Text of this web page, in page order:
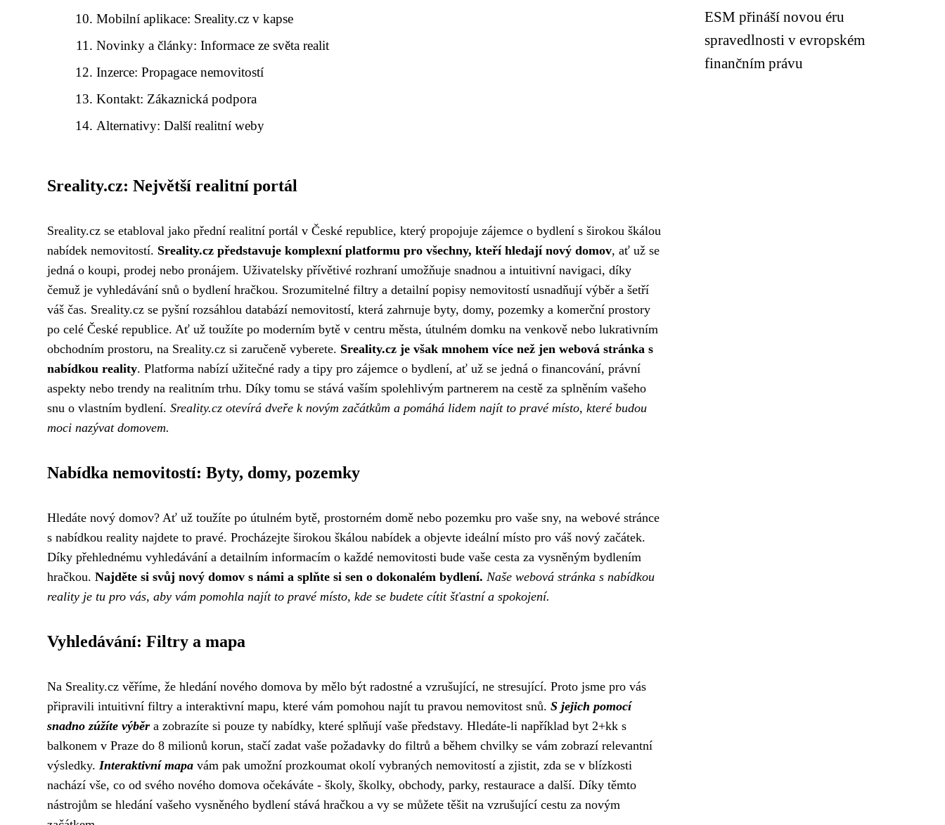
Mobilní aplikace: Sreality.cz v kapse
Novinky a články: Informace ze světa realit
Inzerce: Propagace nemovitostí
Kontakt: Zákaznická podpora
Alternativy: Další realitní weby
Sreality.cz: Největší realitní portál
Sreality.cz se etabloval jako přední realitní portál v České republice, který propojuje zájemce o bydlení s širokou škálou
nabídek nemovitostí. Sreality.cz představuje komplexní platformu pro všechny, kteří hledají nový domov, ať už se
jedná o koupi, prodej nebo pronájem. Uživatelsky přívětivé rozhraní umožňuje snadnou a intuitivní navigaci, díky
čemuž je vyhledávání snů o bydlení hračkou. Srozumitelné filtry a detailní popisy nemovitostí usnadňují výběr a šetří
váš čas. Sreality.cz se pyšní rozsáhlou databází nemovitostí, která zahrnuje byty, domy, pozemky a komerční prostory
po celé České republice. Ať už toužíte po moderním bytě v centru města, útulném domku na venkově nebo lukrativním
obchodním prostoru, na Sreality.cz si zaručeně vyberete. Sreality.cz je však mnohem více než jen webová stránka s
nabídkou reality. Platforma nabízí užitečné rady a tipy pro zájemce o bydlení, ať už se jedná o financování, právní
aspekty nebo trendy na realitním trhu. Díky tomu se stává vaším spolehlivým partnerem na cestě za splněním vašeho
snu o vlastním bydlení. Sreality.cz otevírá dveře k novým začátkům a pomáhá lidem najít to pravé místo, které budou
moci nazývat domovem.
Nabídka nemovitostí: Byty, domy, pozemky
Hledáte nový domov? Ať už toužíte po útulném bytě, prostorném domě nebo pozemku pro vaše sny, na webové stránce
s nabídkou reality najdete to pravé. Procházejte širokou škálou nabídek a objevte ideální místo pro váš nový začátek.
Díky přehlednému vyhledávání a detailním informacím o každé nemovitosti bude vaše cesta za vysněným bydlením
hračkou. Najděte si svůj nový domov s námi a splňte si sen o dokonalém bydlení. Naše webová stránka s nabídkou
reality je tu pro vás, aby vám pomohla najít to pravé místo, kde se budete cítit šťastní a spokojení.
Vyhledávání: Filtry a mapa
Na Sreality.cz věříme, že hledání nového domova by mělo být radostné a vzrušující, ne stresující. Proto jsme pro vás
připravili intuitivní filtry a interaktivní mapu, které vám pomohou najít tu pravou nemovitost snů. S jejich pomocí
snadno zúžíte výběr a zobrazíte si pouze ty nabídky, které splňují vaše představy. Hledáte-li například byt 2+kk s
balkonem v Praze do 8 milionů korun, stačí zadat vaše požadavky do filtrů a během chvilky se vám zobrazí relevantní
výsledky. Interaktivní mapa vám pak umožní prozkoumat okolí vybraných nemovitostí a zjistit, zda se v blízkosti
nachází vše, co od svého nového domova očekáváte - školy, školky, obchody, parky, restaurace a další. Díky těmto
nástrojům se hledání vašeho vysněného bydlení stává hračkou a vy se můžete těšit na vzrušující cestu za novým
ESM přináší novou éru
spravedlnosti v evropském
finančním právu